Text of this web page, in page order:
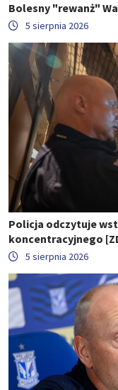
Bolesny "rewanż"
5 sierpnia 2026
Policja odczytuje
koncentracyjnego
5 sierpnia 2026